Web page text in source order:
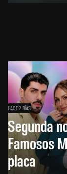
HACE 2 DÍAS
Segunda
Famosos
placa